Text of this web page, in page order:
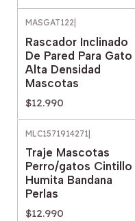
MASGAT122
Rascador Inclinado
De Pared Para Gato
Alta Densidad
Mascotas
$12.990
MLC1571914271
Traje Mascotas
Perro/gatos Cintillo
Humita Bandana
Perlas
$12.990